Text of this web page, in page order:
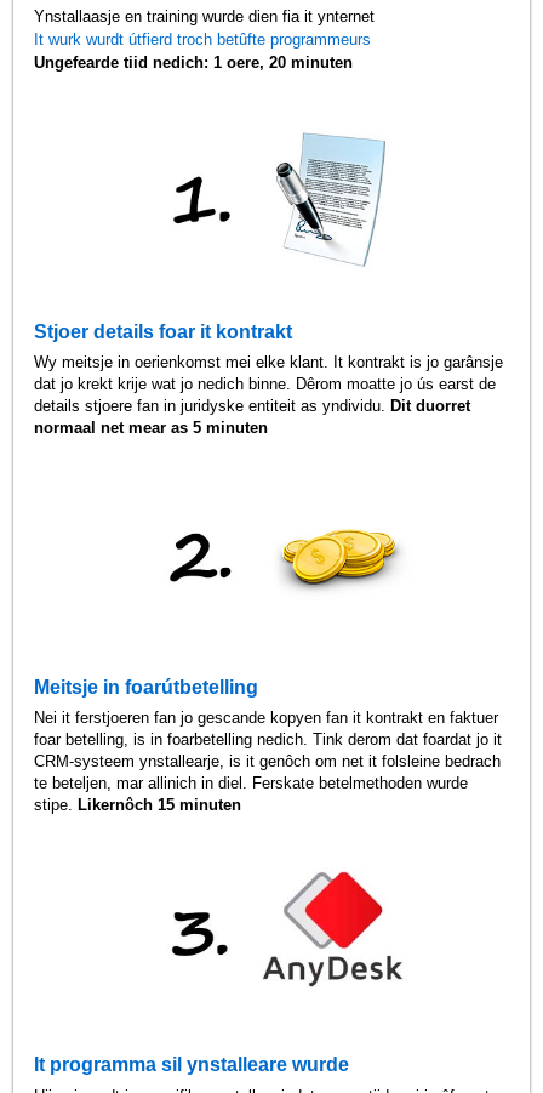
Ynstallaasje en training wurde dien fia it ynternet
It wurk wurdt útfierd troch betûfte programmeurs
Ungefearde tiid nedich: 1 oere, 20 minuten
Stjoer details foar it kontrakt
Wy meitsje in oerienkomst mei elke klant. It kontrakt is jo garânsje
dat jo krekt krije wat jo nedich binne. Dêrom moatte jo ús earst de
details stjoere fan in juridyske entiteit as yndividu. Dit duorret
normaal net mear as 5 minuten
Meitsje in foarútbetelling
Nei it ferstjoeren fan jo gescande kopyen fan it kontrakt en faktuer
foar betelling, is in foarbetelling nedich. Tink derom dat foardat jo it
CRM-systeem ynstallearje, is it genôch om net it folsleine bedrach
te beteljen, mar allinich in diel. Ferskate betelmethoden wurde
stipe. Likernôch 15 minuten
It programma sil ynstalleare wurde